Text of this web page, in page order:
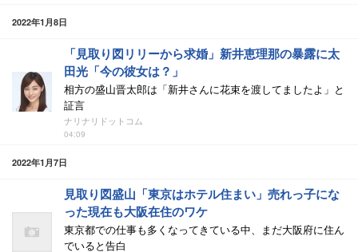
2022年1月8日
「見取り図リリーから求婚」新井恵理那の暴露に太
田光「今の彼女は？」
相方の盛山晋太郎は「新井さんに花束を渡してましたよ」と
証言
ナリナリドットコム
04:09
2022年1月7日
見取り図盛山「東京はホテル住まい」売れっ子にな
った現在も大阪在住のワケ
東京都での仕事も多くなってきている中、まだ大阪府に住ん
でいると告白